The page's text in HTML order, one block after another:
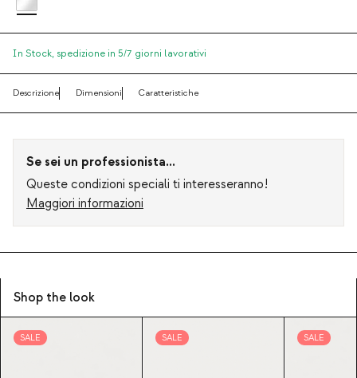
In Stock, spedizione in 5/7 giorni lavorativi
Descrizione Dimensioni Caratteristiche
Se sei un professionista...
Queste condizioni speciali ti interesseranno!
Maggiori informazioni
Shop the look
SALE SALE SALE